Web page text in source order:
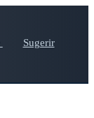
Sugerir